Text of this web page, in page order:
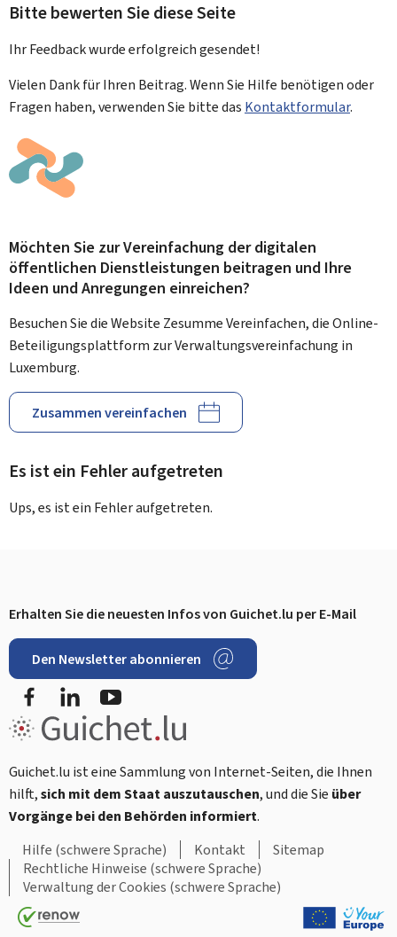
Bitte bewerten Sie diese Seite
Ihr Feedback wurdeerfolgreichgesendet!
Vielen Dank für Ihren Beitrag. Wenn Sie Hilfe benötigen oder
Fragen haben, verwenden Sie bitte das Kontaktformular.
Möchten Sie zur Vereinfachung der digitalen
öffentlichen Dienstleistungen beitragen und Ihre
Ideen und Anregungen einreichen?
Besuchen Sie die Website Zesumme Vereinfachen, die Online-
Beteiligungsplattform zur Verwaltungsvereinfachung in
Luxemburg.
Zusammen vereinfachen
Es ist ein Fehler aufgetreten
Ups, es ist ein Fehler aufgetreten.
Footer
Erhalten Sie die neuesten Infos von Guichet.lu per E-Mail
Den Newsletter abonnieren
FacebookLinkedIn
Guichet.lu ist eine Sammlung von Internet-Seiten, die Ihnen
hilft,sich mit dem Staat auszutauschen, und die Sie über
Vorgänge bei den Behörden informiert.
Hilfe (schwere Sprache)
Kontakt
Sitemap
Rechtliche Hinweise (schwere Sprache)
Verwaltung der Cookies (schwere Sprache)